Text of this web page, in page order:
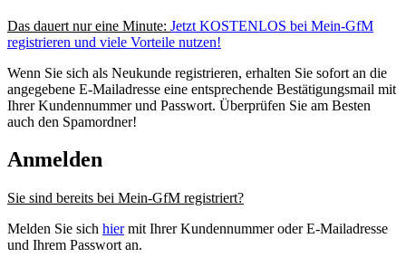
Das dauert nur eine Minute: Jetzt KOSTENLOS bei Mein-GfM
registrieren und viele Vorteile nutzen!
Wenn Sie sich als Neukunde registrieren, erhalten Sie sofort an die
angegebene E-Mailadresse eine entsprechende Bestätigungsmail mit
Ihrer Kundennummer und Passwort. Überprüfen Sie am Besten
auch den Spamordner!
Anmelden
Sie sind bereits bei Mein-GfM registriert?
Melden Sie sich hiermit Ihrer Kundennummer oder E-Mailadresse
und Ihrem Passwort an.